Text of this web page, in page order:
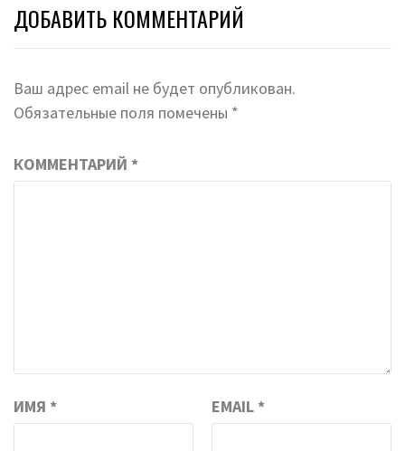
ДОБАВИТЬ КОММЕНТАРИЙ
Ваш адрес email не будет опубликован.
Обязательные поля помечены *
КОММЕНТАРИЙ *
ИМЯ * EMAIL *